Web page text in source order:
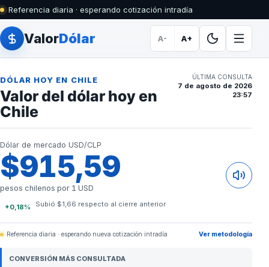
Referencia diaria · esperando cotización intradía
ValorDólar A- A+
DÓLAR HOY EN CHILE
Valor del dólar hoy en
Chile
ÚLTIMA CONSULTA
7 de agosto de 2026
23:57
Dólar de mercado USD/CLP
$915,59
pesos chilenos por 1 USD
+0,18% Subió $1,66 respecto al cierre anterior
Referencia diaria · esperando nueva cotización intradía Ver metodología
CONVERSIÓN MÁS CONSULTADA